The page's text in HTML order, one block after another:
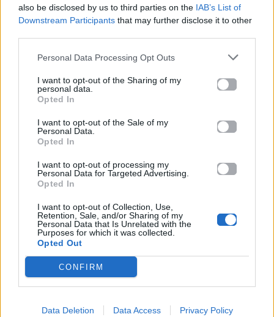
also be disclosed by us to third parties on the IAB’s List of
Downstream Participants that may further disclose it to other
Personal Data Processing Opt Outs
I want to opt-out of the Sharing of my
personal data.
Opted In
I want to opt-out of the Sale of my
Personal Data.
Opted In
I want to opt-out of processing my
Personal Data for Targeted Advertising.
Opted In
I want to opt-out of Collection, Use,
Retention, Sale, and/or Sharing of my
Personal Data that Is Unrelated with the
Purposes for which it was collected.
Opted Out
CONFIRM
Data Deletion Data Access Privacy Policy
Μουσικός νανουρίζει λιοντάρια παίζοντας το «November
rain» (βίντεο)
Χωνάκι ή κυπελλάκι; Σε
αυτά τα 5 παγωτατζίδικα
είναι…και τα δύο!
Αυτός είναι ο λόγος που οι
μολύβι με καφέ το
καλοκαίρι
Αυτά είναι τα 4 prints στα μαγιό που θα βλέπεις σε κάθε
παραλία φέτος!